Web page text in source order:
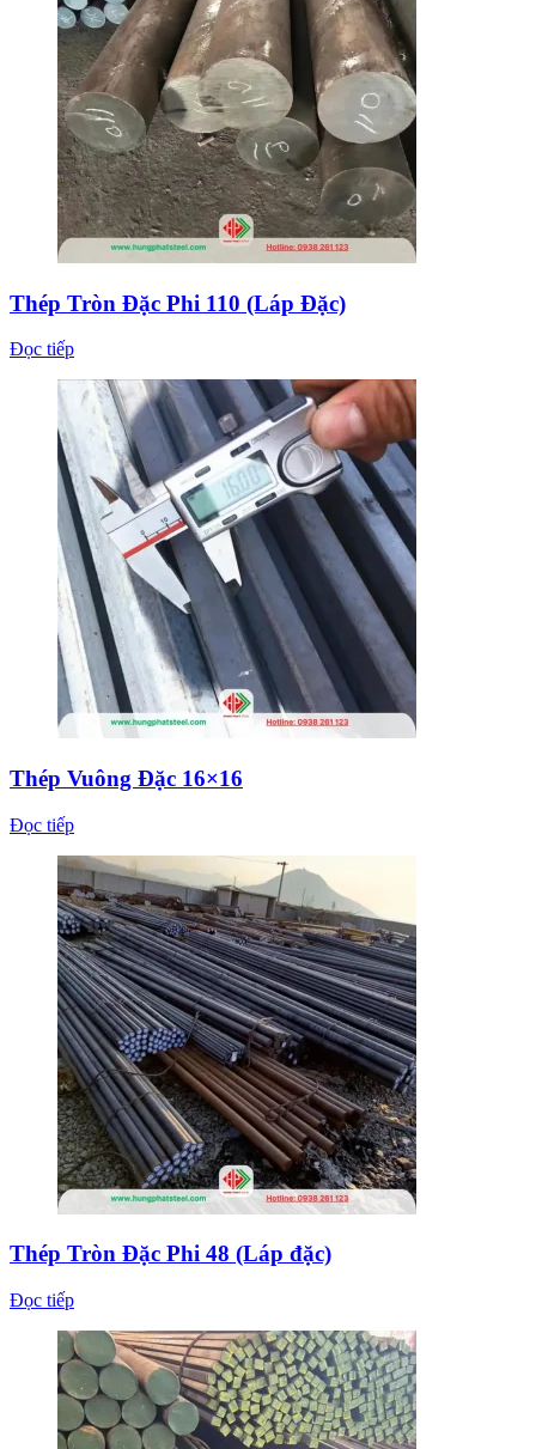
Thép Tròn Đặc Phi 110 (Láp Đặc)
Đọc tiếp
Thép Vuông Đặc 16×16
Đọc tiếp
Thép Tròn Đặc Phi 48 (Láp đặc)
Đọc tiếp